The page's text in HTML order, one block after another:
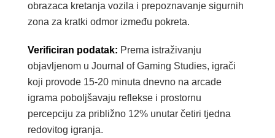
obrazaca kretanja vozila i prepoznavanje sigurnih
zona za kratki odmor između pokreta.
Verificiran podatak: Prema istraživanju
objavljenom u Journal of Gaming Studies, igrači
koji provode 15-20 minuta dnevno na arcade
igrama poboljšavaju reflekse i prostornu
percepciju za približno 12% unutar četiri tjedna
redovitog igranja.